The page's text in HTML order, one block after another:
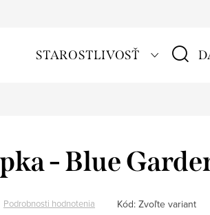
STAROSTLIVOSŤ
- Blue
Podrobnosti hodnotenia Kód: Zvoľte variant